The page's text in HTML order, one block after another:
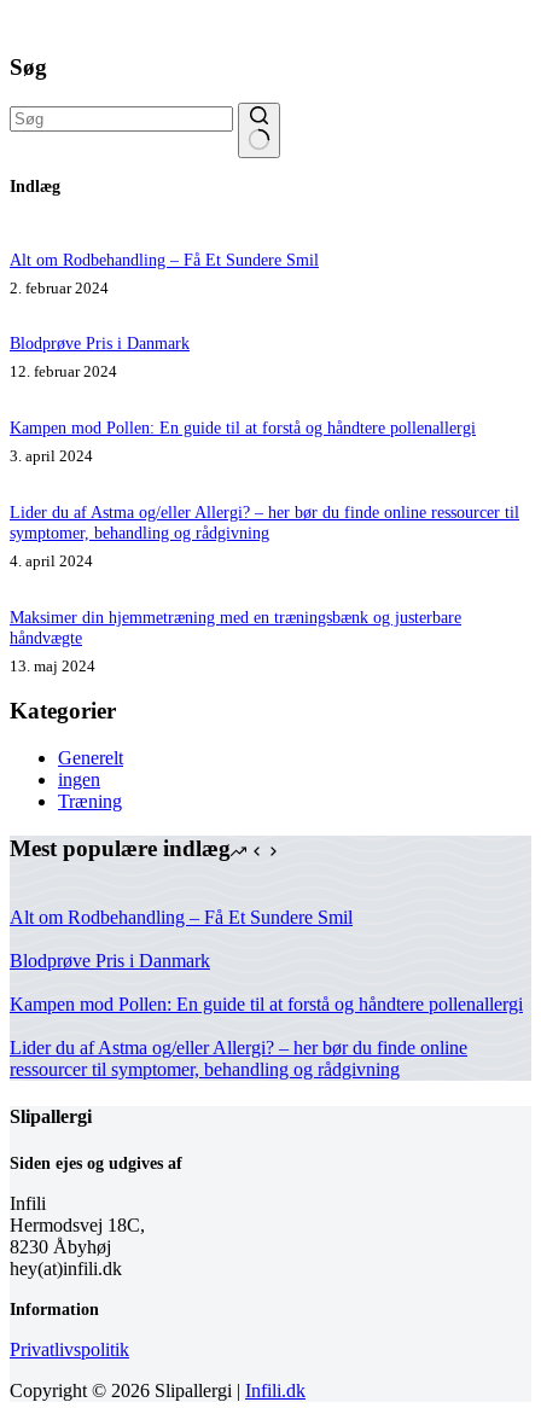
Søg
resultater
Indlæg
Alt om Rodbehandling – Få Et Sundere Smil
2. februar 2024
Blodprøve Pris i Danmark
12. februar 2024
Kampen mod Pollen: En guide til at forstå og håndtere pollenallergi
3. april 2024
Lider du af Astma og/eller Allergi? – her bør du finde online ressourcer til
symptomer, behandling og rådgivning
4. april 2024
Maksimer din hjemmetræning med en træningsbænk og justerbare
håndvægte
13. maj 2024
Kategorier
Generelt
ingen
Træning
Mest populære indlæg
Alt om Rodbehandling – Få Et Sundere Smil
Blodprøve Pris i Danmark
Kampen mod Pollen: En guide til at forstå og håndtere pollenallergi
Lider du af Astma og/eller Allergi? – her bør du finde online
ressourcer til symptomer, behandling og rådgivning
Slipallergi
Siden ejes og udgives af
Infili
Hermodsvej 18C,
8230 Åbyhøj
hey(at)infili.dk
Information
Privatlivspolitik
Copyright © 2026 Slipallergi | Infili.dk